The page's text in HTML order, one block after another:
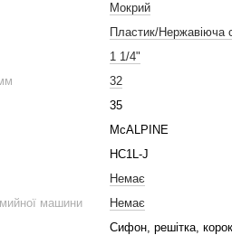
Мокрий
Пластик/Нержавіюча
1 1/4"
32
35
McALPINE
HC1L-J
Немає
машини
Немає
Сифон, решітка, корок